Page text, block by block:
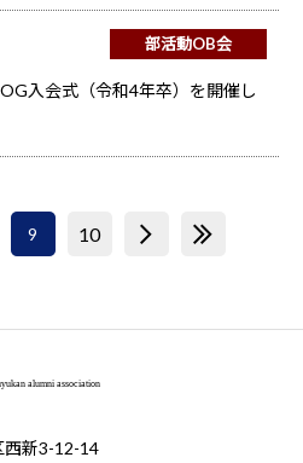
部活動OB会
入会式（令和4年卒）を開催し
9 10 > >>
alumni association
新3-12-14